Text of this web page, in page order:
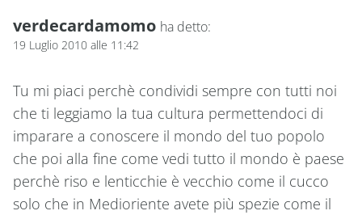
verdecardamomo ha detto:
19 Luglio 2010 alle 11:42
Tu mi piaci perchè condividi sempre con tutti noi
che ti leggiamo la tua cultura permettendoci di
imparare a conoscere il mondo del tuo popolo
che poi alla fine come vedi tutto il mondo è paese
perchè riso e lenticchie è vecchio come il cucco
solo che in Medioriente avete più spezie come il